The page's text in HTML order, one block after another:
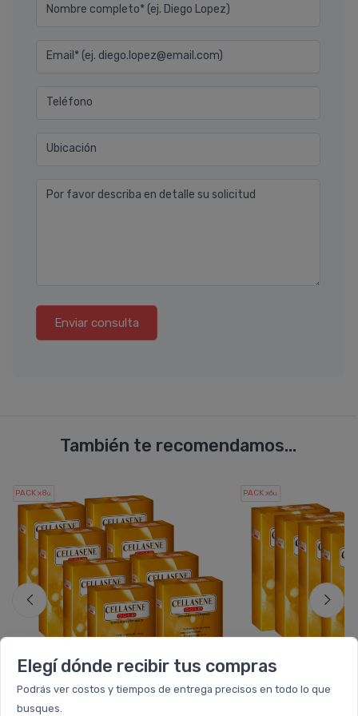
Elegí dónde recibir tus compras
Podrás ver costos y tiempos de entrega precisos en todo lo que
busques.
Nombre completo* (ej. Diego Lopez)
Email* (ej. diego.lopez@email.com)
Teléfono
Ubicación
Por favor describa en detalle su solicitud
Enviar consulta
También te recomendamos...
PACK x8u. PACK x6u.